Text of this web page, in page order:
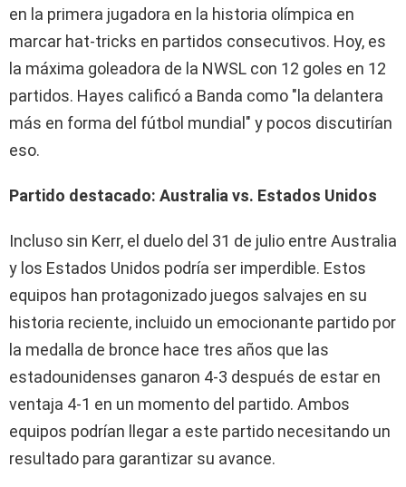
en la primera jugadora en la historia olímpica en
marcar hat-tricks en partidos consecutivos. Hoy, es
la máxima goleadora de la NWSL con 12 goles en 12
partidos. Hayes calificó a Banda como "la delantera
más en forma del fútbol mundial" y pocos discutirían
eso.
Partido destacado: Australia vs. Estados Unidos
Incluso sin Kerr, el duelo del 31 de julio entre Australia
y los Estados Unidos podría ser imperdible. Estos
equipos han protagonizado juegos salvajes en su
historia reciente, incluido un emocionante partido por
la medalla de bronce hace tres años que las
estadounidenses ganaron 4-3 después de estar en
ventaja 4-1 en un momento del partido. Ambos
equipos podrían llegar a este partido necesitando un
resultado para garantizar su avance.